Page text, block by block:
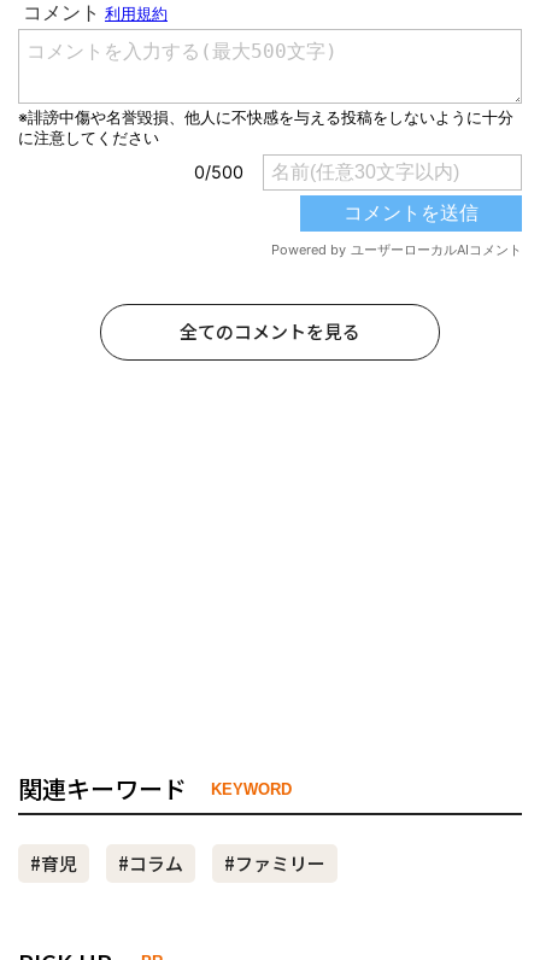
全てのコメントを見る
関連キーワード KEYWORD
#育児 #コラム #ファミリー